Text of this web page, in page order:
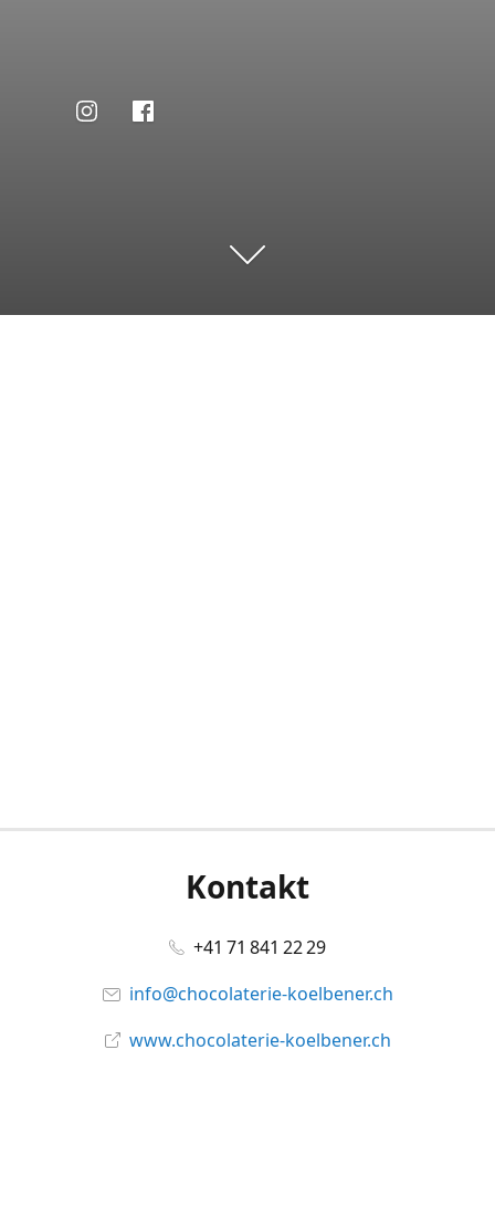
Kontakt
+41 71 841 22 29
info@chocolaterie-koelbener.ch
www.chocolaterie-koelbener.ch